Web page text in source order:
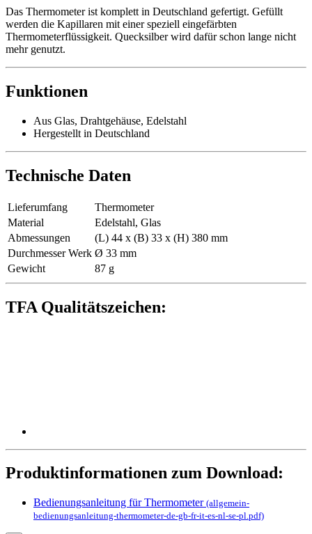
Das Thermometer ist komplett in Deutschland gefertigt. Gefüllt
werden die Kapillaren mit einer speziell eingefärbten
Thermometerflüssigkeit. Quecksilber wird dafür schon lange nicht
mehr genutzt.
Funktionen
Aus Glas, Drahtgehäuse, Edelstahl
Hergestellt in Deutschland
Technische Daten
Lieferumfang
Thermometer
Material
Edelstahl, Glas
Abmessungen
(L) 44 x (B) 33 x (H) 380 mm
Durchmesser Werk Ø 33 mm
Gewicht
87 g
TFA Qualitätszeichen:
Produktinformationen zum Download:
Bedienungsanleitung für Thermometer (allgemein-
bedienungsanleitung-thermometer-de-gb-fr-it-es-nl-se-pl.pdf)